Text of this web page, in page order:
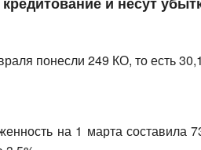
понесли 249 КО, то есть
на 1 марта составила